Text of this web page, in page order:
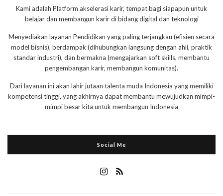
Kami adalah Platform akselerasi karir, tempat bagi siapapun untuk
belajar dan membangun karir di bidang digital dan teknologi
Menyediakan layanan Pendidikan yang paling terjangkau (efisien secara
model bisnis), berdampak (dihubungkan langsung dengan ahli, praktik
standar industri), dan bermakna (mengajarkan soft skills, membantu
pengembangan karir, membangun komunitas).
Dari layanan ini akan lahir jutaan talenta muda Indonesia yang memiliki
kompetensi tinggi, yang akhirnya dapat membantu mewujudkan mimpi-
mimpi besar kita untuk membangun Indonesia
Social Me